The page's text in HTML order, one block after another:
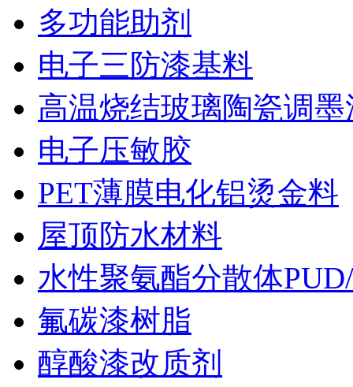
多功能助剂
电子三防漆基料
高温烧结玻璃陶瓷调墨
电子压敏胶
PET薄膜电化铝烫金料
屋顶防水材料
水性聚氨酯分散体
氟碳漆树脂
醇酸漆改质剂